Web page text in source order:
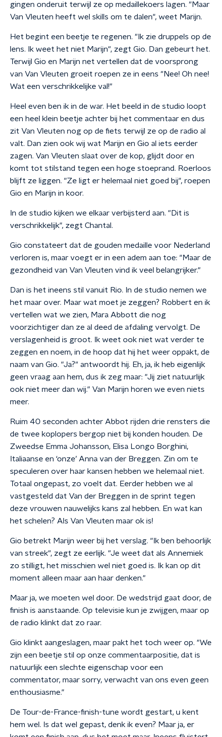
gingen onderuit terwijl ze op medaillekoers lagen. "Maar
Van Vleuten heeft wel skills om te dalen", weet Marijn.
Het begint een beetje te regenen. "Ik zie druppels op de
lens. Ik weet het niet Marijn", zegt Gio. Dan gebeurt het.
Terwijl Gio en Marijn net vertellen dat de voorsprong
van Van Vleuten groeit roepen ze in eens "Nee! Oh nee!
Wat een verschrikkelijke val!"
Heel even ben ik in de war. Het beeld in de studio loopt
een heel klein beetje achter bij het commentaar en dus
zit Van Vleuten nog op de fiets terwijl ze op de radio al
valt. Dan zien ook wij wat Marijn en Gio al iets eerder
zagen. Van Vleuten slaat over de kop, glijdt door en
komt tot stilstand tegen een hoge stoeprand. Roerloos
blijft ze liggen. "Ze ligt er helemaal niet goed bij", roepen
Gio en Marijn in koor.
In de studio kijken we elkaar verbijsterd aan. "Dit is
verschrikkelijk", zegt Chantal.
Gio constateert dat de gouden medaille voor Nederland
verloren is, maar voegt er in een adem aan toe: "Maar de
gezondheid van Van Vleuten vind ik veel belangrijker."
Dan is het ineens stil vanuit Rio. In de studio nemen we
het maar over. Maar wat moet je zeggen? Robbert en ik
vertellen wat we zien, Mara Abbott die nog
voorzichtiger dan ze al deed de afdaling vervolgt. De
verslagenheid is groot. Ik weet ook niet wat verder te
zeggen en noem, in de hoop dat hij het weer oppakt, de
naam van Gio. "Ja?" antwoordt hij. Eh, ja, ik heb eigenlijk
geen vraag aan hem, dus ik zeg maar: "Jij ziet natuurlijk
ook niet meer dan wij." Van Marijn horen we even niets
meer.
Ruim 40 seconden achter Abbot rijden drie rensters die
de twee koplopers bergop niet bij konden houden. De
Zweedse Emma Johansson, Elisa Longo Borghini,
Italiaanse en ‘onze’ Anna van der Breggen. Zin om te
speculeren over haar kansen hebben we helemaal niet.
Totaal ongepast, zo voelt dat. Eerder hebben we al
vastgesteld dat Van der Breggen in de sprint tegen
deze vrouwen nauwelijks kans zal hebben. En wat kan
het schelen? Als Van Vleuten maar ok is!
Gio betrekt Marijn weer bij het verslag. "Ik ben behoorlijk
van streek", zegt ze eerlijk. "Je weet dat als Annemiek
zo stilligt, het misschien wel niet goed is. Ik kan op dit
moment alleen maar aan haar denken."
Maar ja, we moeten wel door. De wedstrijd gaat door, de
finish is aanstaande. Op televisie kun je zwijgen, maar op
de radio klinkt dat zo raar.
Gio klinkt aangeslagen, maar pakt het toch weer op. "We
zijn een beetje stil op onze commentaarpositie, dat is
natuurlijk een slechte eigenschap voor een
commentator, maar sorry, verwacht van ons even geen
enthousiasme."
De Tour-de-France-finish-tune wordt gestart, u kent
hem wel. Is dat wel gepast, denk ik even? Maar ja, er